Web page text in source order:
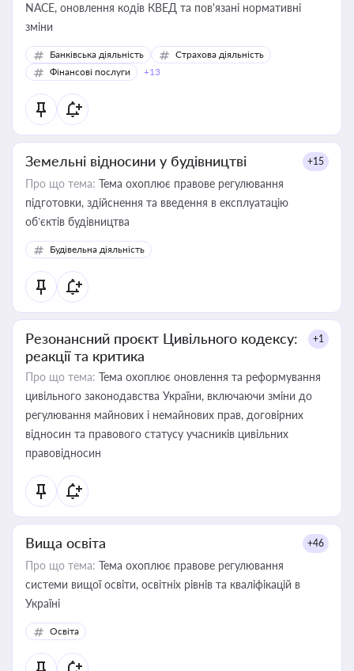
NACE, оновлення кодів КВЕД та пов'язані нормативні
зміни
Банківська діяльність
Страхова діяльність
Фінансові послуги
+13
Земельні відносини у будівництві +15
Про що тема: Тема охоплює правове регулювання
підготовки, здійснення та введення в експлуатацію
об’єктів будівництва
Будівельна діяльність
Резонансний проєкт Цивільного кодексу:
реакції та критика
+1
Про що тема: Тема охоплює оновлення та реформування
цивільного законодавства України, включаючи зміни до
регулювання майнових і немайнових прав, договірних
відносин та правового статусу учасників цивільних
правовідносин
Вища освіта +46
Про що тема: Тема охоплює правове регулювання
системи вищої освіти, освітніх рівнів та кваліфікацій в
Україні
Освіта